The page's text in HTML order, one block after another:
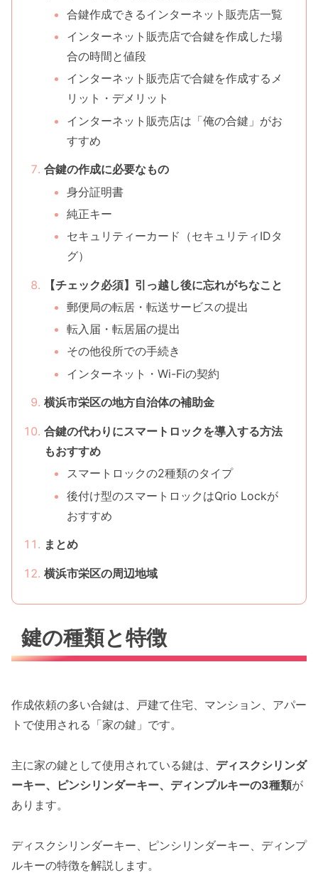
合鍵作成できるインターネット販売店一覧
インターネット販売店で合鍵を作成した場
合の時間と値段
インターネット販売店で合鍵を作成するメ
リット・デメリット
インターネット販売店は「俺の合鍵」がお
すすめ
合鍵の作成に必要なもの
身分証明書
純正キー
セキュリティーカード（セキュリティIDタ
グ）
【チェック必須】引っ越し後に忘れがちなこと
郵便局の転居・転送サービスの提出
転入届・転居届の提出
その他役所での手続き
インターネット・Wi-Fiの契約
横浜市栄区の地方自治体の補助金
合鍵の代わりにスマートロックを導入する方法
もおすすめ
スマートロックの2種類のタイプ
後付け型のスマートロックはQrio Lockが
おすすめ
まとめ
横浜市栄区の周辺地域
鍵の種類と特徴
作成依頼の多い合鍵は、戸建て住宅、マンション、アパー
トで使用される「家の鍵」です。
主に家の鍵として使用されている鍵は、 ディスクシリンダ
ーキー、ピンシリンダーキー、ディンプルキーの3種類が
あります。
ディスクシリンダーキー、ピンシリンダーキー、ディンプ
ルキーの特徴を解説します。